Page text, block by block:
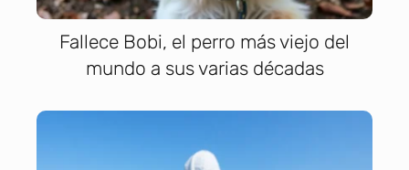
Fallece Bobi, el perro más viejo del
mundo a sus varias décadas